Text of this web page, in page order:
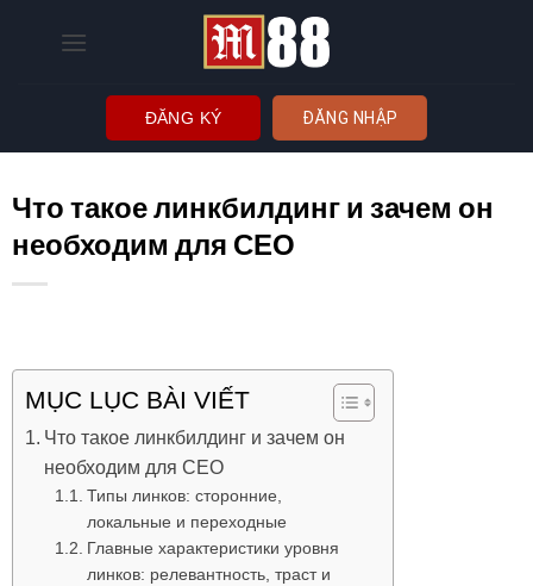
ĐĂNG KÝ ĐĂNG NHẬP
Что такое линкбилдинг и зачем он
необходим для СЕО
MỤC LỤC BÀI VIẾT
Что такое линкбилдинг и зачем он
необходим для СЕО
Типы линков: сторонние,
локальные и переходные
Главные характеристики уровня
линков: релевантность, траст и